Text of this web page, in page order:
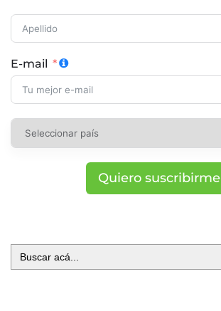
E-mail
Quiero suscribirme
Buscar: